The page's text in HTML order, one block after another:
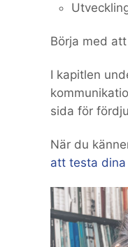
Börja med att
I kapitlen
sida för
När du
att testa